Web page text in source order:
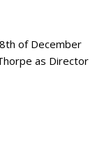
of December
as Director